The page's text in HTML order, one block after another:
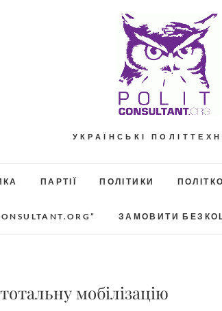
УКРАЇНСЬКІ
ПАРТІЇ ПОЛІТИКИ
ЗАМОВИТИ
мобілізацію